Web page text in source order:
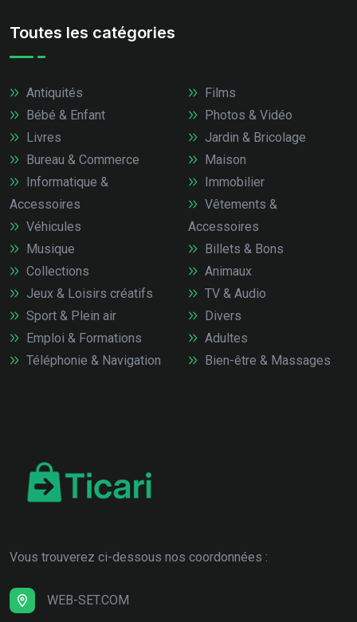
Toutes les catégories
Antiquités
Bébé & Enfant
Livres
Bureau & Commerce
Informatique &
Accessoires
Véhicules
Films
Photos & Vidéo
Jardin & Bricolage
Maison
Immobilier
Vêtements &
Accessoires
Musique
Collections
Jeux & Loisirs créatifs
Sport & Plein air
Emploi & Formations
Téléphonie & Navigation
Billets & Bons
Animaux
TV & Audio
Divers
Adultes
Bien-être & Massages
Vous trouverez ci-dessous nos coordonnées :
WEB-SET.COM